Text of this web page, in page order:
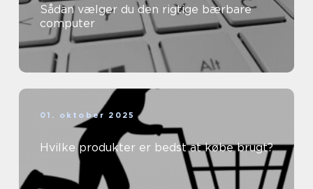
Sådan vælger du den rigtige bærbare
computer
01. oktober 2025
Hvilke produkter er bedst at købe brugt?